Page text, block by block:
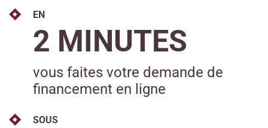
EN
2 MINUTES
vous faites votre demande de
financement en ligne
SOUS